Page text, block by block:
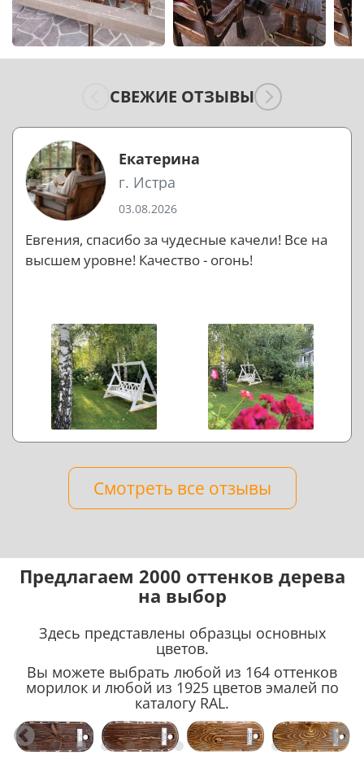
СВЕЖИЕ ОТЗЫВЫ
Екатерина
г. Истра
03.08.2026
Евгения, спасибо за чудесные качели! Все на
высшем уровне! Качество - огонь!
Смотреть все отзывы
Предлагаем 2000 оттенков дерева
на выбор
Здесь представлены образцы основных
цветов.
Вы можете выбрать любой из 164 оттенков
морилок и любой из 1925 цветов эмалей по
каталогу RAL.